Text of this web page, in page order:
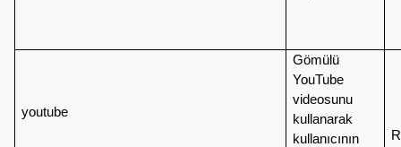
youtube
Gömülü
YouTube
videosunu
kullanarak
kullanıcının